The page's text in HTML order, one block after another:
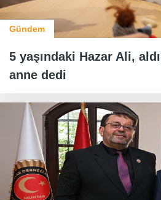
Gündem
5 yaşındaki Hazar Ali,
anne dedi